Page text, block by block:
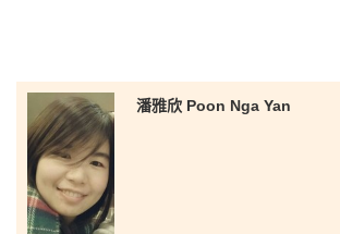
潘雅欣 Poon Nga Yan